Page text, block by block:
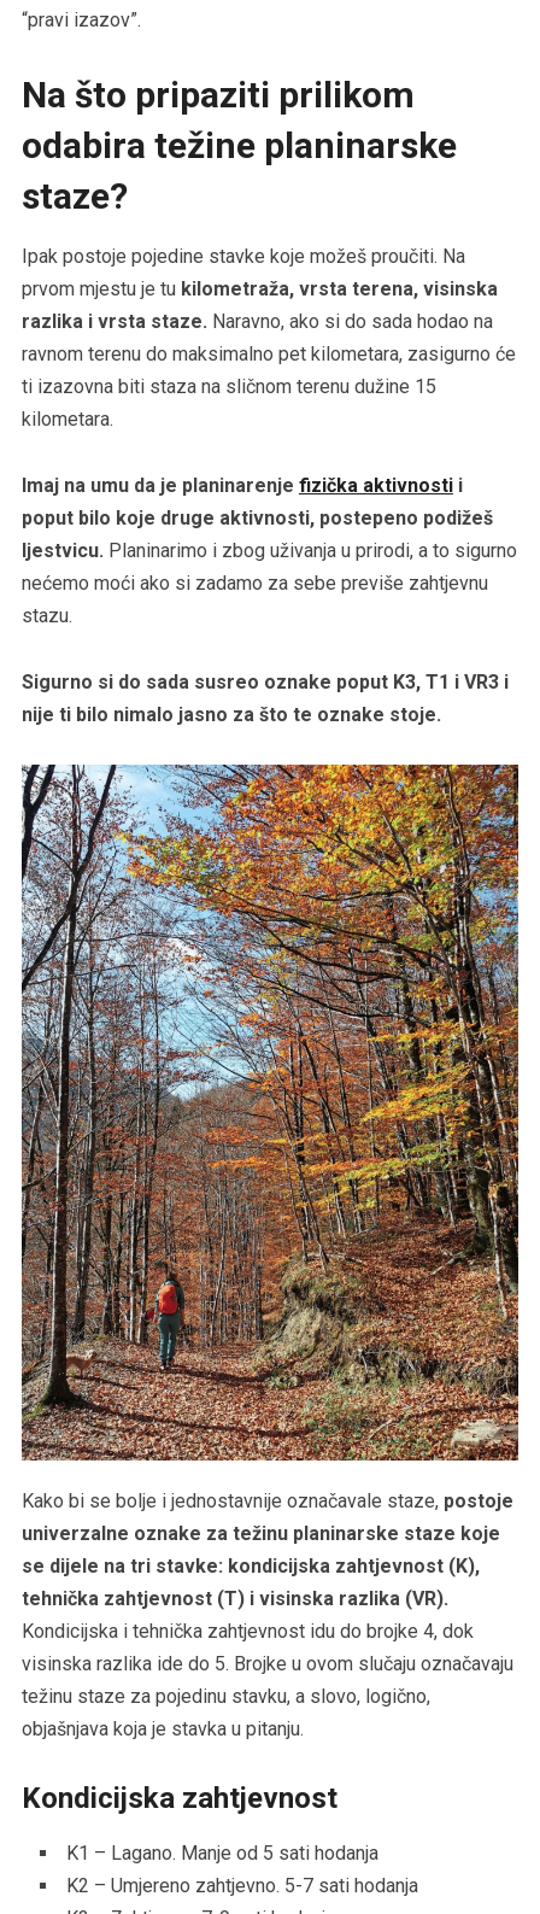
“pravi izazov”.
Na što pripaziti prilikom
odabira težine planinarske
staze?
Ipak postoje pojedine stavke koje možeš proučiti. Na
prvom mjestu je tu kilometraža, vrsta terena, visinska
razlika i vrsta staze. Naravno, ako si do sada hodao na
ravnom terenu do maksimalno pet kilometara, zasigurno će
ti izazovna biti staza na sličnom terenu dužine 15
kilometara.
Imaj na umu da je planinarenje fizička aktivnostii
poput bilo koje druge aktivnosti, postepeno podižeš
ljestvicu. Planinarimo i zbog uživanja u prirodi, a to sigurno
nećemo moći ako si zadamo za sebe previše zahtjevnu
stazu.
Sigurno si do sada susreo oznake poput K3, T1 i VR3 i
nije ti bilo nimalo jasno za što te oznake stoje.
Kako bi se bolje i jednostavnije označavale staze, postoje
univerzalne oznake za težinu planinarske staze koje
se dijele na tri stavke: kondicijska zahtjevnost (K),
tehnička zahtjevnost (T) i visinska razlika (VR).
Kondicijska i tehnička zahtjevnost idu do brojke 4, dok
visinska razlika ide do 5. Brojke u ovom slučaju označavaju
težinu staze za pojedinu stavku, a slovo, logično,
objašnjava koja je stavka u pitanju.
Kondicijska zahtjevnost
K1 – Lagano. Manje od 5 sati hodanja
K2 – Umjereno zahtjevno. 5-7 sati hodanja